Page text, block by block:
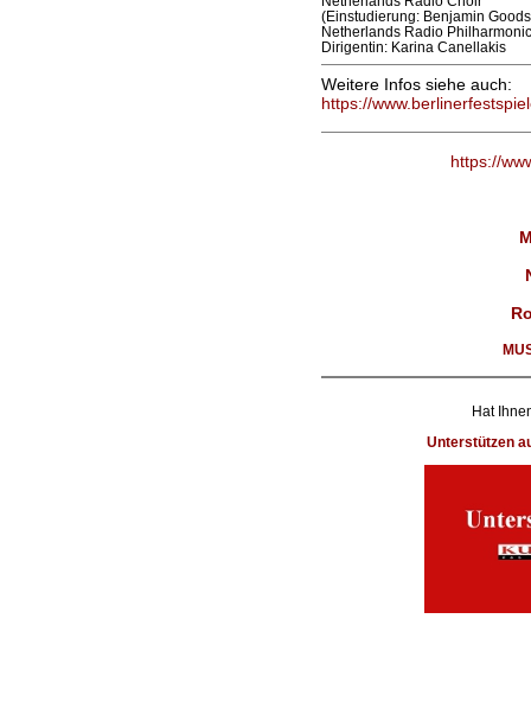
(Einstudierung: Benjamin
Netherlands Radio
Dirigentin: Karina Canellakis
Weitere Infos siehe auch:
https://
https://
Hat
Unterstützen